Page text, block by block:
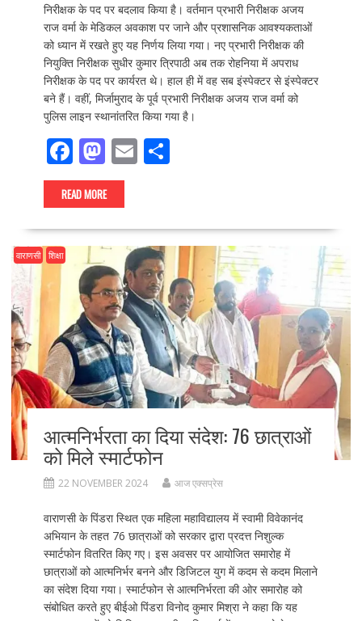
निरीक्षक के पद पर बदलाव किया है। वर्तमान प्रभारी निरीक्षक अजय
राज वर्मा के मेडिकल अवकाश पर जाने और प्रशासनिक आवश्यकताओं
को ध्यान में रखते हुए यह निर्णय लिया गया। नए प्रभारी निरीक्षक की
नियुक्ति निरीक्षक सुधीर कुमार त्रिपाठी अब तक रोहनिया में अपराध
निरीक्षक के पद पर कार्यरत थे। हाल ही में वह सब इंस्पेक्टर से इंस्पेक्टर
बने हैं। वहीं, मिर्जामुराद के पूर्व प्रभारी निरीक्षक अजय राज वर्मा को
पुलिस लाइन स्थानांतरित किया गया है।
F
ac
e
b
o
o
k
M
as
to
d
o
n
E
l
S
e
READ MORE
वाराणसी शिक्षा
आत्मनिर्भरता का दिया संदेश: 76 छात्राओं
को मिले स्मार्टफोन
22 NOVEMBER 2024 आज एक्सप्रेस
वाराणसी के पिंडरा स्थित एक महिला महाविद्यालय में स्वामी विवेकानंद
अभियान के तहत 76 छात्राओं को सरकार द्वारा प्रदत्त निशुल्क
स्मार्टफोन वितरित किए गए। इस अवसर पर आयोजित समारोह में
छात्राओं को आत्मनिर्भर बनने और डिजिटल युग में कदम से कदम मिलाने
का संदेश दिया गया। स्मार्टफोन से आत्मनिर्भरता की ओर समारोह को
संबोधित करते हुए बीईओ पिंडरा विनोद कुमार मिश्रा ने कहा कि यह